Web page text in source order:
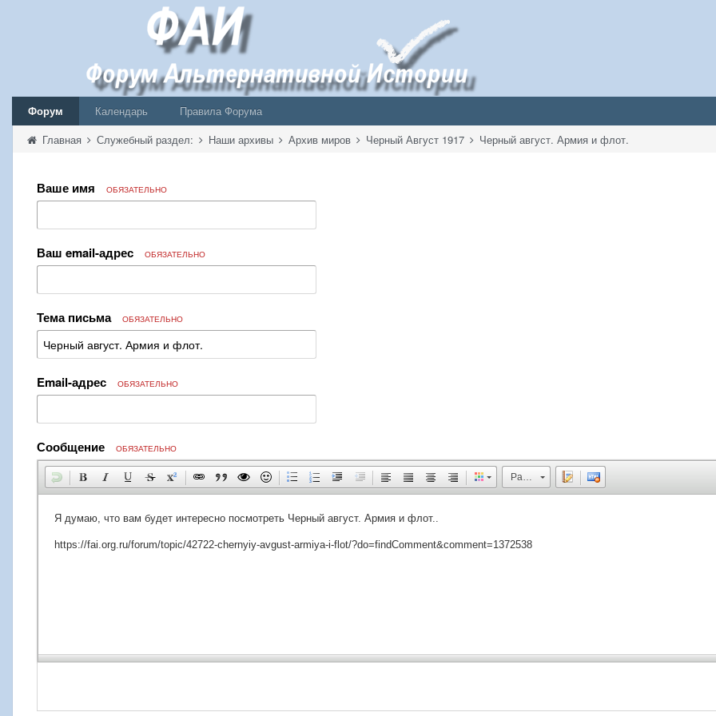
Форум Календарь
Правила Форума
Главная Служебный раздел: Наши архивы Архив миров Черный Август 1917 Черный август. Армия и флот.
Ваше имя ОБЯЗАТЕЛЬНО
Ваш email-адрес ОБЯЗАТЕЛЬНО
Тема письма ОБЯЗАТЕЛЬНО
Email-адрес ОБЯЗАТЕЛЬНО
Сообщение ОБЯЗАТЕЛЬНО
Размер